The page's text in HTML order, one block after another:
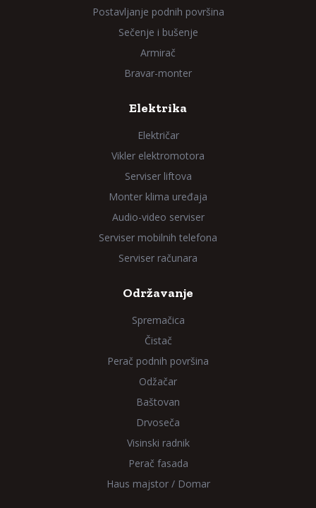
Postavljanje podnih površina
Sečenje i bušenje
Armirač
Bravar-monter
Elektrika
Električar
Vikler elektromotora
Serviser liftova
Monter klima uređaja
Audio-video serviser
Serviser mobilnih telefona
Serviser računara
Održavanje
Spremačica
Čistač
Perač podnih površina
Odžačar
Baštovan
Drvoseča
Visinski radnik
Perač fasada
Haus majstor / Domar